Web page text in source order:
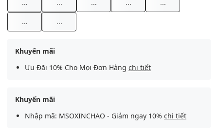
... ... ... ... ...
... ...
Khuyến mãi
Ưu Đãi 10% Cho Mọi Đơn Hàng chi tiết
Khuyến mãi
Nhập mã: MSOXINCHAO - Giảm ngay 10% chi tiết